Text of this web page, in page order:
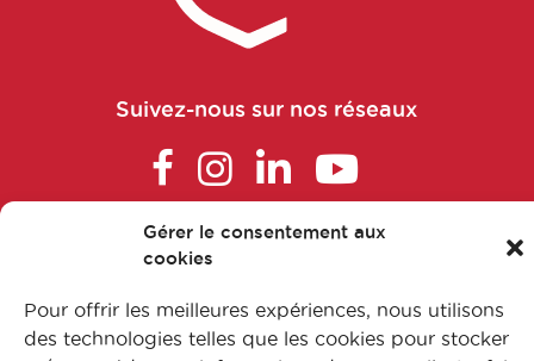
Gérer le consentement aux
cookies
Pour offrir les meilleures expériences, nous utilisons
des technologies telles que les cookies pour stocker
Chargé recherche
Chargé transparence / prix
Chargé veille législative et
Chargé veille législative et
Suivez-nous sur nos réseaux
Nos formations